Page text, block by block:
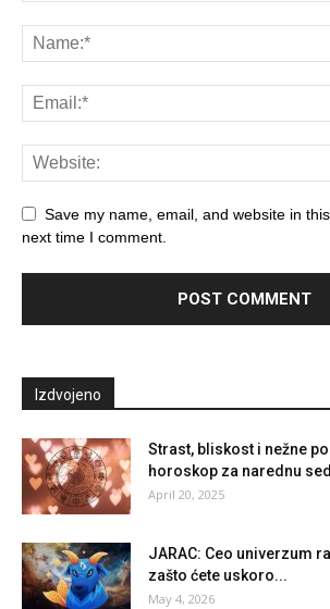
Save my name, email, and website in
next time I comment.
Izdvojeno
Strast, bliskost i nežne
horoskop za narednu
April 20, 2025
JARAC: Ceo univerzum
zašto ćete uskoro...
May 4, 2026